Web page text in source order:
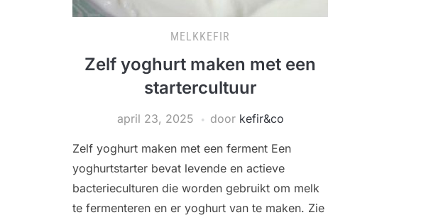
MELKKEFIR
Zelf yoghurt maken met een
startercultuur
april 23, 2025 door kefir&co
Zelf yoghurt maken met een ferment Een
yoghurtstarter bevat levende en actieve
bacterieculturen die worden gebruikt om melk
te fermenteren en er yoghurt van te maken. Zie